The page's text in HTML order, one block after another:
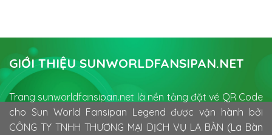
GIỚI THIỆU SUNWORLDFANSIPAN.NET
Trang sunworldfansipan.net là nền tảng đặt vé QR Code
cho Sun World Fansipan Legend được vận hành bởi
CÔNG TY TNHH THƯƠNG MẠI DỊCH VỤ LA BÀN (La Bàn